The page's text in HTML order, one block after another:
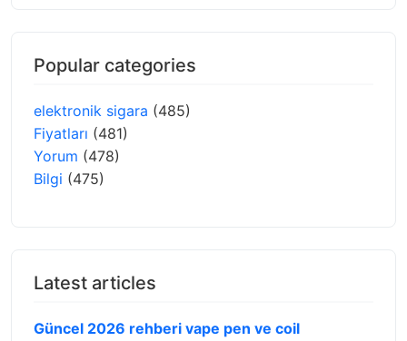
Popular categories
elektronik sigara (485)
Fiyatları (481)
Yorum (478)
Bilgi (475)
Latest articles
Güncel 2026 rehberi vape pen ve coil